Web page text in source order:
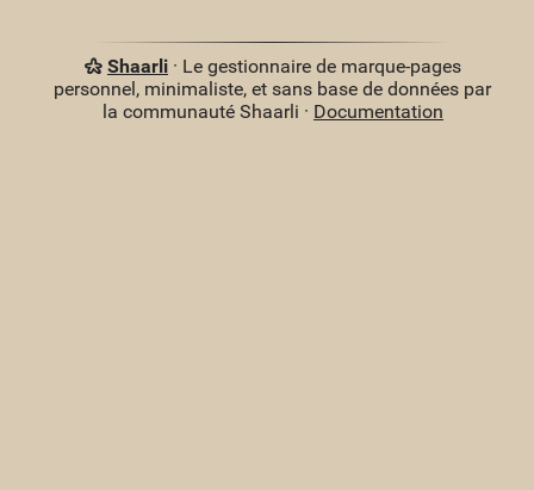
Shaarli· Le gestionnaire de marque-pages
personnel, minimaliste, et sans base de données par
la communauté Shaarli · Documentation